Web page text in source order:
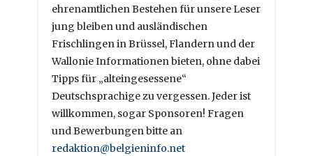
ehrenamtlichen Bestehen für unsere Leser
jung bleiben und ausländischen
Frischlingen in Brüssel, Flandern und der
Wallonie Informationen bieten, ohne dabei
Tipps für „alteingesessene“
Deutschsprachige zu vergessen. Jeder ist
willkommen, sogar Sponsoren! Fragen
und Bewerbungen bitte an
redaktion@belgieninfo.net